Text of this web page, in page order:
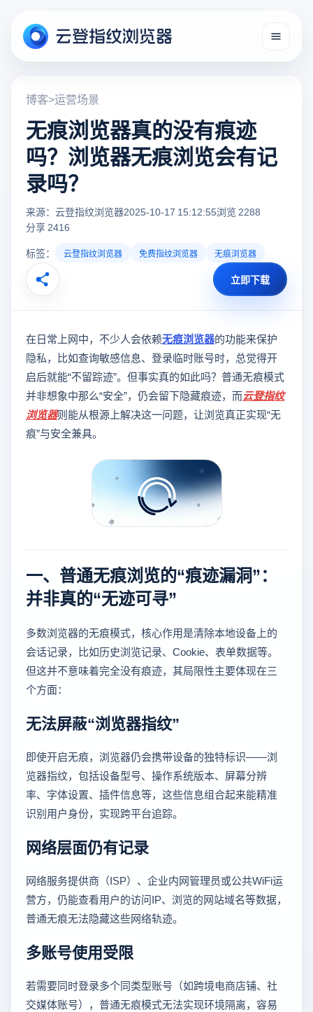
博客>运营场景
无痕浏览器真的没有痕迹
吗？浏览器无痕浏览会有记
录吗？
来源：云登指纹浏览器2025-10-17 15:12:55浏览 2288
分享 2416
标签：
云登指纹浏览器 免费指纹浏览器 无痕浏览器
立即下载
在日常上网中，不少人会依赖无痕浏览器的功能来保护
隐私，比如查询敏感信息、登录临时账号时，总觉得开
启后就能“不留踪迹”。但事实真的如此吗？普通无痕模式
并非想象中那么“安全”，仍会留下隐藏痕迹，而云登指纹
浏览器则能从根源上解决这一问题，让浏览真正实现“无
痕”与安全兼具。
一、普通无痕浏览的“痕迹漏洞”：
并非真的“无迹可寻”
多数浏览器的无痕模式，核心作用是清除本地设备上的
会话记录，比如历史浏览记录、Cookie、表单数据等。
但这并不意味着完全没有痕迹，其局限性主要体现在三
个方面：
无法屏蔽“浏览器指纹”
即使开启无痕，浏览器仍会携带设备的独特标识——浏
览器指纹，包括设备型号、操作系统版本、屏幕分辨
率、字体设置、插件信息等，这些信息组合起来能精准
识别用户身份，实现跨平台追踪。
网络层面仍有记录
网络服务提供商（ISP）、企业内网管理员或公共WiFi运
营方，仍能查看用户的访问IP、浏览的网站域名等数据，
普通无痕无法隐藏这些网络轨迹。
多账号使用受限
若需要同时登录多个同类型账号（如跨境电商店铺、社
交媒体账号），普通无痕模式无法实现环境隔离，容易